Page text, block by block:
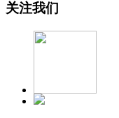
关注我们